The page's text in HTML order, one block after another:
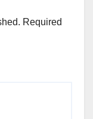
Required